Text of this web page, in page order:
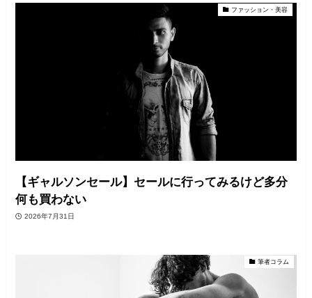
ファッション・美容
【ギャルソンセール】セールに行ってみるけど多分
何も買わない
2026年7月31日
筆者コラム